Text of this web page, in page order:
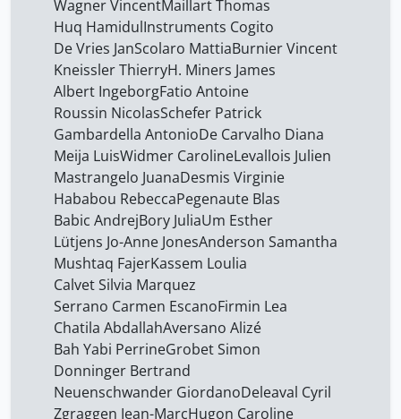
David Bastien
Deleaval Cyril
Desmis Virginie
Donninger Bertrand
Durham Lynn 19
Fatio Antoine 19
Fazzone Lucca
Fernandez Marquez Jose
Luis
Firmin Lea
Fondetec
Gambardella Antonio
Grobet Simon
H. Miners ​James 19
Wagner VincentMaillart Thomas
Huq HamidulInstruments Cogito
De Vries JanScolaro MattiaBurnier Vincent
Kneissler ThierryH. Miners ​James
Albert ​IngeborgFatio Antoine
Roussin NicolasSchefer Patrick
Gambardella AntonioDe Carvalho Diana
Meija LuisWidmer CarolineLevallois ​Julien
Mastrangelo JuanaDesmis Virginie
Hababou RebeccaPegenaute Blas
Babic AndrejBory JuliaUm Esther
Lütjens Jo-Anne JonesAnderson ​Samantha
Mushtaq FajerKassem Loulia
Calvet Silvia Marquez
Serrano Carmen EscanoFirmin Lea
Chatila AbdallahAversano ​Alizé
Bah Yabi PerrineGrobet Simon
Donninger Bertrand
Neuenschwander GiordanoDeleaval Cyril
Zgraggen Jean-MarcHugon Caroline